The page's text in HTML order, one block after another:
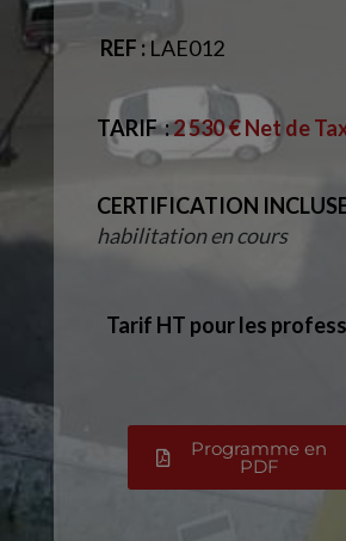
REF :LAE012
TARIF:2 530 € Net de
CERTIFICATION
habilitation en cours
Tarif HT pour les
Programme en
PDF